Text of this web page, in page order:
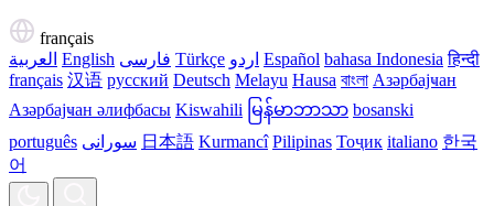
français
العربية English فارسی Türkçe اردو Español bahasa Indonesia हिन्दी
français 汉语 русский Deutsch Melayu Hausa বাংলা Азәрбајҹан
Азәрбајҹан әлифбасы Kiswahili မြန်မာဘာသာ bosanski
português سورانی 日本語 Kurmancî Pilipinas Тоҷик italiano 한국
어